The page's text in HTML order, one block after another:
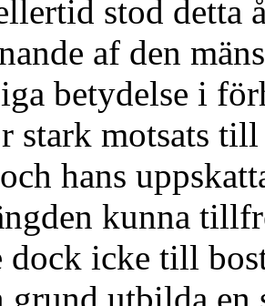
stod detta
af den
betydelse i
stark motsats
hans
kunna
dock icke till